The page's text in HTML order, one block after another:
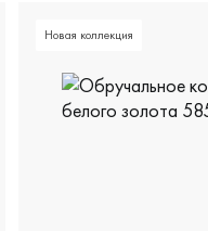
Новая коллекция